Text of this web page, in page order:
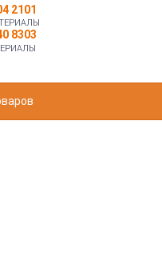
2101
8303